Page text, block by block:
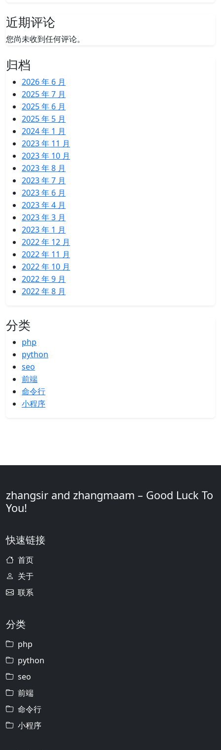
近期评论
您尚未收到任何评论。
归档
2026 年 6 月
2025 年 7 月
2025 年 6 月
2025 年 5 月
2024 年 1 月
2023 年 11 月
2023 年 10 月
2023 年 8 月
2023 年 7 月
2023 年 6 月
2023 年 4 月
2023 年 3 月
2023 年 1 月
2022 年 12 月
2022 年 11 月
2022 年 10 月
2022 年 9 月
2022 年 8 月
分类
php
python
seo
前端
命令行
小程序
zhangsir and zhangmaam – Good Luck To
You!
快速链接
首页
关于
联系
分类
php
python
seo
前端
命令行
小程序